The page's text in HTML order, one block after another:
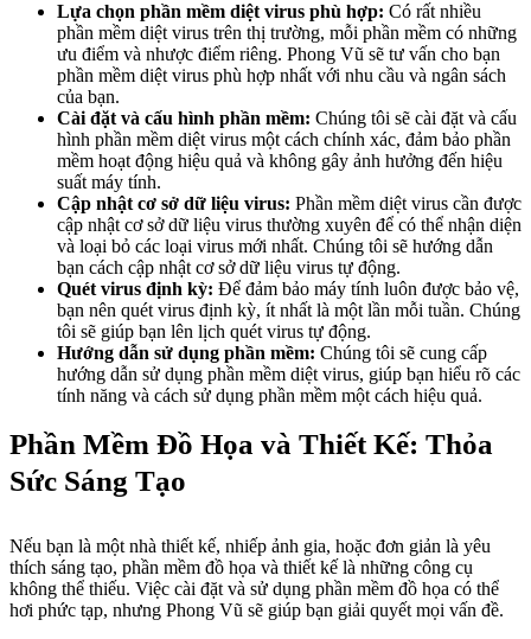
Lựa chọn phần mềm diệt virus phù hợp: Có rất nhiều
phần mềm diệt virus trên thị trường, mỗi phần mềm có những
ưu điểm và nhược điểm riêng. Phong Vũ sẽ tư vấn cho bạn
phần mềm diệt virus phù hợp nhất với nhu cầu và ngân sách
của bạn.
Cài đặt và cấu hình phần mềm: Chúng tôi sẽ cài đặt và cấu
hình phần mềm diệt virus một cách chính xác, đảm bảo phần
mềm hoạt động hiệu quả và không gây ảnh hưởng đến hiệu
suất máy tính.
Cập nhật cơ sở dữ liệu virus: Phần mềm diệt virus cần được
cập nhật cơ sở dữ liệu virus thường xuyên để có thể nhận diện
và loại bỏ các loại virus mới nhất. Chúng tôi sẽ hướng dẫn
bạn cách cập nhật cơ sở dữ liệu virus tự động.
Quét virus định kỳ: Để đảm bảo máy tính luôn được bảo vệ,
bạn nên quét virus định kỳ, ít nhất là một lần mỗi tuần. Chúng
tôi sẽ giúp bạn lên lịch quét virus tự động.
Hướng dẫn sử dụng phần mềm: Chúng tôi sẽ cung cấp
hướng dẫn sử dụng phần mềm diệt virus, giúp bạn hiểu rõ các
tính năng và cách sử dụng phần mềm một cách hiệu quả.
Phần Mềm Đồ Họa và Thiết Kế: Thỏa
Sức Sáng Tạo
Nếu bạn là một nhà thiết kế, nhiếp ảnh gia, hoặc đơn giản là yêu
thích sáng tạo, phần mềm đồ họa và thiết kế là những công cụ
không thể thiếu. Việc cài đặt và sử dụng phần mềm đồ họa có thể
hơi phức tạp, nhưng Phong Vũ sẽ giúp bạn giải quyết mọi vấn đề.